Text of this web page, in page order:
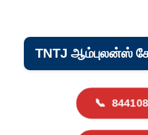
TNTJ ஆம்புலன்ஸ்
📞